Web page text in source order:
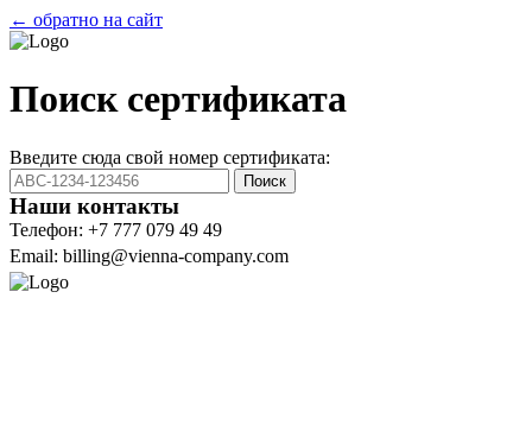
← обратно на сайт
Поиск сертификата
Введите сюда свой номер сертификата:
Поиск
Наши контакты
Телефон: +7 777 079 49 49
Email: billing@vienna-company.com